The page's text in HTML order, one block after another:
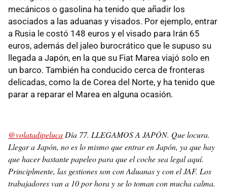
mecánicos o gasolina ha tenido que añadir los
asociados a las aduanas y visados. Por ejemplo, entrar
a Rusia le costó 148 euros y el visado para Irán 65
euros, además del jaleo burocrático que le supuso su
llegada a Japón, en la que su Fiat Marea viajó solo en
un barco. También ha conducido cerca de fronteras
delicadas, como la de Corea del Norte, y ha tenido que
parar a reparar el Marea en alguna ocasión.
@volatadipeluca Día 77. LLEGAMOS A JAPÓN. Que locura.
Llegar a Japón, no es lo mismo que entrar en Japón, ya que hay
que hacer bastante papeleo para que el coche sea legal aquí.
Principlmente, las gestiones son con Aduanas y con el JAF. Los
trabajadores van a 10 por hora y se lo toman con mucha calma.